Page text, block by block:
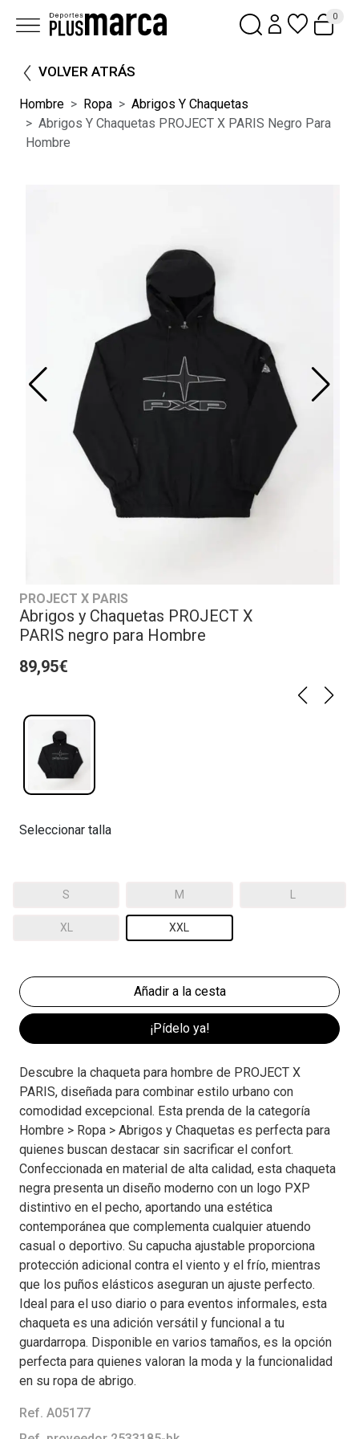
0
VOLVER ATRÁS
Hombre Ropa
Abrigos Y Chaquetas
Abrigos Y Chaquetas PROJECT X PARIS Negro Para
Hombre
PROJECT X PARIS
Abrigos y Chaquetas PROJECT X
PARIS negro para Hombre
89,95€
Seleccionar talla
S M
XL XXL
¡Pídelo ya!
Descubre la chaqueta para hombre de PROJECT X
PARIS, diseñada para combinar estilo urbano con
comodidad excepcional. Esta prenda de la categoría
Hombre > Ropa > Abrigos y Chaquetas es perfecta para
quienes buscan destacar sin sacrificar el confort.
Confeccionada en material de alta calidad, esta chaqueta
negra presenta un diseño moderno con un logo PXP
distintivo en el pecho, aportando una estética
contemporánea que complementa cualquier atuendo
casual o deportivo. Su capucha ajustable proporciona
protección adicional contra el viento y el frío, mientras
que los puños elásticos aseguran un ajuste perfecto.
Ideal para el uso diario o para eventos informales, esta
chaqueta es una adición versátil y funcional a tu
guardarropa. Disponible en varios tamaños, es la opción
perfecta para quienes valoran la moda y la funcionalidad
en su ropa de abrigo.
Ref. A05177